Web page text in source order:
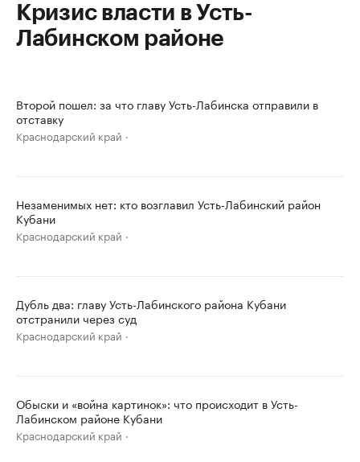
Кризис власти в Усть-
Лабинском районе
Второй пошел: за что главу Усть-Лабинска отправили в
отставку
Краснодарский край
Незаменимых нет: кто возглавил Усть-Лабинский район
Кубани
Краснодарский край
Дубль два: главу Усть-Лабинского района Кубани
отстранили через суд
Краснодарский край
Обыски и «война картинок»: что происходит в Усть-
Лабинском районе Кубани
Краснодарский край